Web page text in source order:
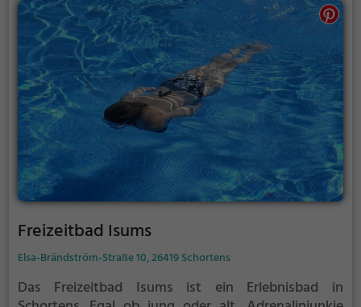
Freizeitbad Isums
Elsa-Brändström-Straße 10, 26419 Schortens
Das Freizeitbad Isums ist ein Erlebnisbad in